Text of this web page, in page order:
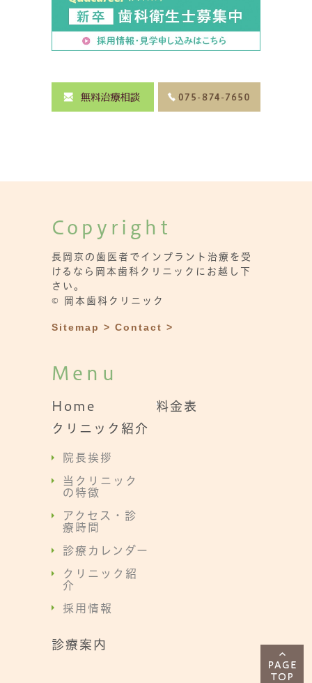
Copyright
長岡京の歯医者でインプラント治療を受
けるなら岡本歯科クリニックにお越し下
さい。
© 岡本歯科クリニック
Sitemap > Contact >
Menu
Home
クリニック紹介
院長挨拶
当クリニック
の特徴
アクセス・診
療時間
診療カレンダー
クリニック紹
介
採用情報
診療案内
料金表